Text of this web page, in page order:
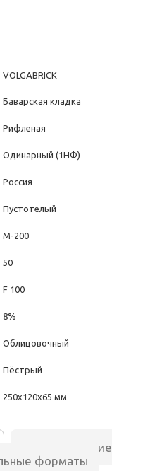
VOLGABRICK
Баварская кладка
Рифленая
Одинарный (1НФ)
Россия
Пустотелый
М-200
50
F 100
8%
Облицовочный
Пёстрый
250х120х65 мм
Сопутствующие
форматы